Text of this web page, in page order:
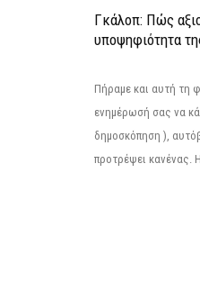
Γκάλοπ: Πώς
υποψηφιότητα
Πήραμε και αυτή τη
ενημέρωσή σας να
δημοσκόπηση ),
προτρέψει κανένας.